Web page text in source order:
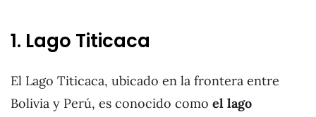
1. Lago Titicaca
El Lago Titicaca, ubicado en la frontera entre
Bolivia y Perú, es conocido como el lago